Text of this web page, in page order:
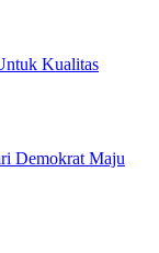
Kualitas
Demokrat Maju